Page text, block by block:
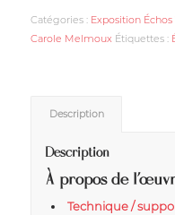
Catégories : Exposition
Carole Melmoux Étiquettes :
Description
Description
À propos de
Technique /